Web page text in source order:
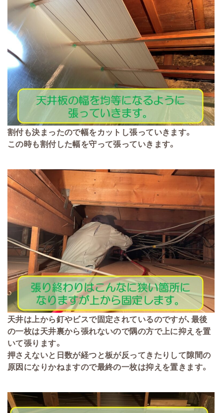
割付も決まったので幅をカットし張っていきます。
この時も割付した幅を守って張っていきます。
天井は上から釘やビスで固定されているのですが、最後
の一枚は天井裏から張れないので隅の方で上に抑えを置
いて張ります。
押さえないと日数が経つと板が反ってきたりして隙間の
原因になりかねますので最終の一枚は抑えを置きます。